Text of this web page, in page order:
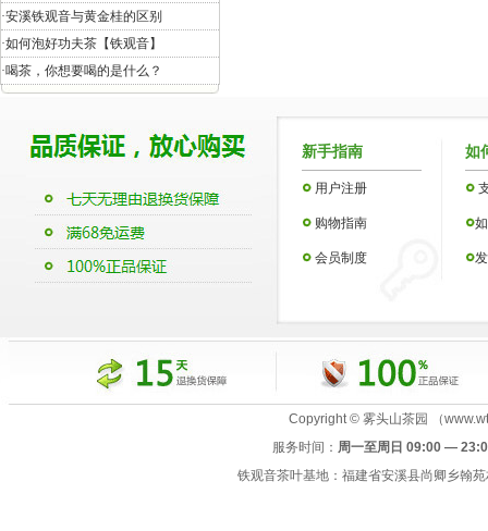
·安溪铁观音与黄金桂的区别
·如何泡好功夫茶【铁观音】
·喝茶，你想要喝的是什么？
新手指南
用户注册
购物指南
会员制度
如
Copyright © 雾头山茶园 （
服务时间： 周一至周日 09:00 —
铁观音茶叶基地：福建省安溪县尚卿乡翰